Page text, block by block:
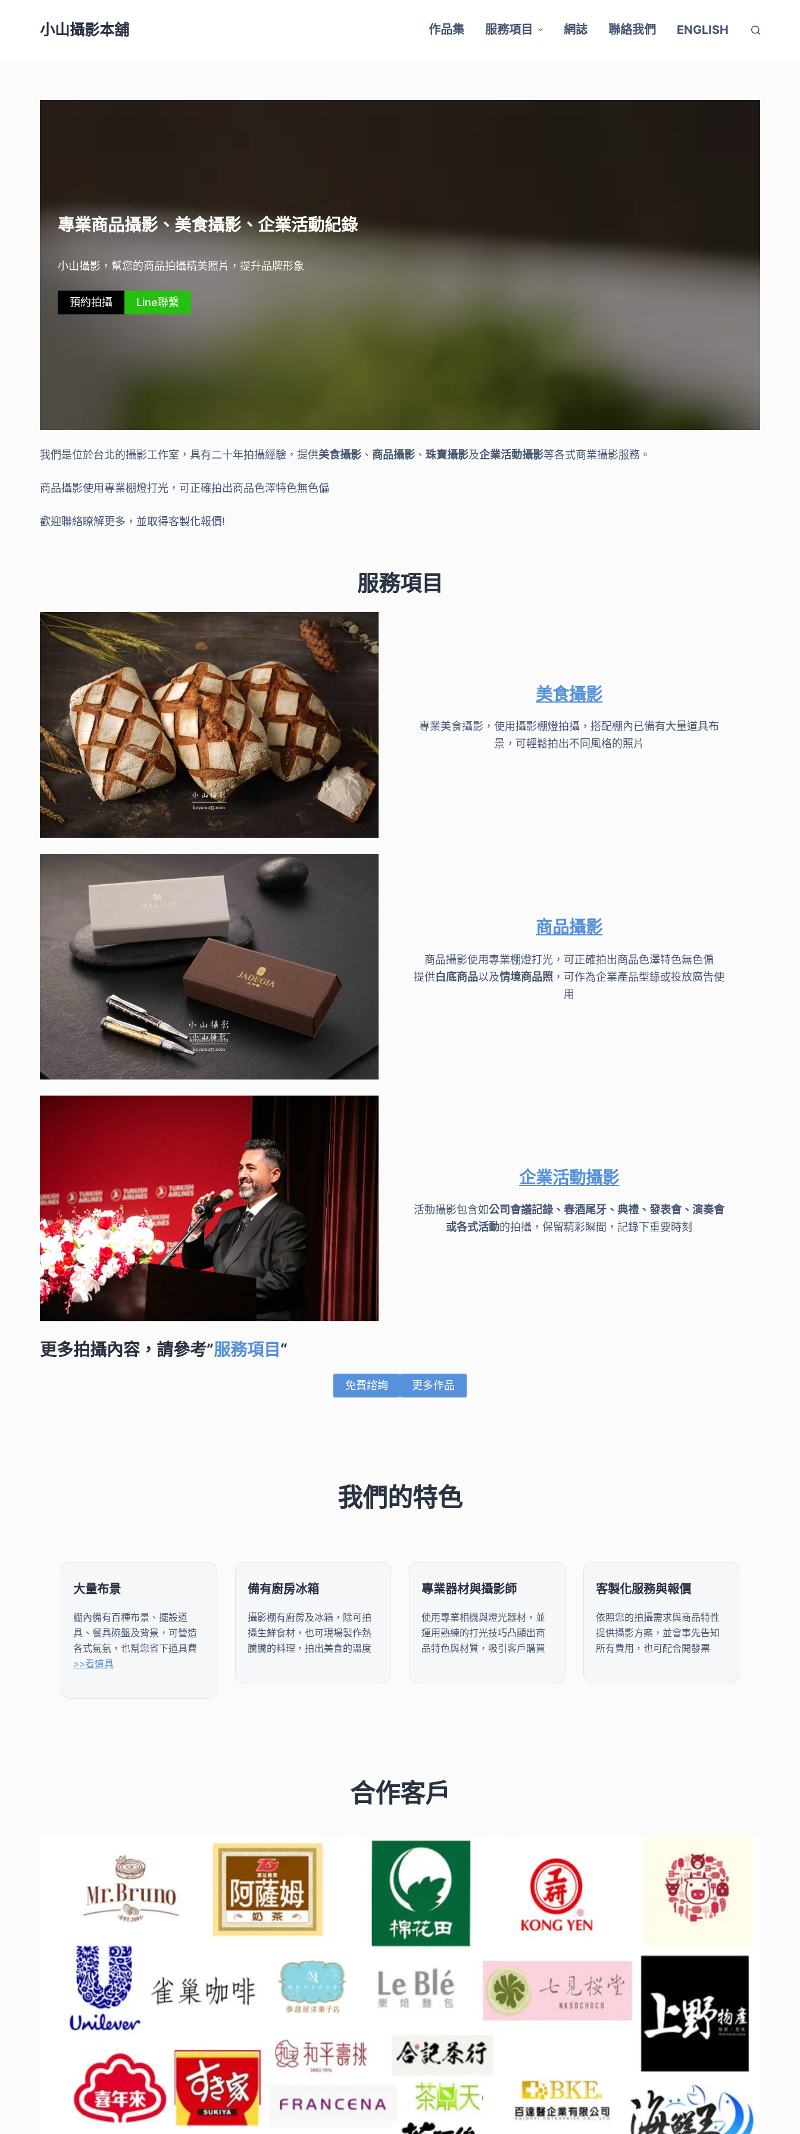
小山攝影本舖 作品集 服務項目 網誌 聯絡我們 ENGLISH
專業商品攝影、美食攝影、企業活動紀錄
小山攝影，幫您的商品拍攝精美照片，提升品牌形象
預約拍攝 Line聯繫
我們是位於台北的攝影工作室，具有二十年拍攝經驗，提供美食攝影 、 商品攝影 、珠寶攝影及企業活動攝影等各式商業攝影服務。
商品攝影使用專業棚燈打光，可正確拍出商品色澤特色無色偏
歡迎聯絡瞭解更多，並取得客製化報價!
服務項目
美食攝影
專業美食攝影，使用攝影棚燈拍攝，搭配棚內已備有大量道具布
景，可輕鬆拍出不同風格的照片
商品攝影
商品攝影使用專業棚燈打光，可正確拍出商品色澤特色無色偏
提供白底商品以及情境商品照 ，可作為企業產品型錄或投放廣告使
用
企業活動攝影
活動攝影包含如公司會議記錄、春酒尾牙、典禮、發表會、演奏會
或各式活動的拍攝，保留精彩瞬間，記錄下重要時刻
更多拍攝內容，請參考”服務項目 “
免費諮詢 更多作品
我們的特色
大量布景
棚內備有百種布景、擺設道
具、餐具碗盤及背景，可營造
各式氣氛，也幫您省下道具費
>>看道具
備有廚房冰箱
攝影棚有廚房及冰箱，除可拍
攝生鮮食材，也可現場製作熱
騰騰的料理，拍出美食的溫度
專業器材與攝影師
使用專業相機與燈光器材，並
運用熟練的打光技巧凸顯出商
品特色與材質，吸引客戶購買
客製化服務與報價
依照您的拍攝需求與商品特性
提供攝影方案，並會事先告知
所有費用，也可配合開發票
合作客戶